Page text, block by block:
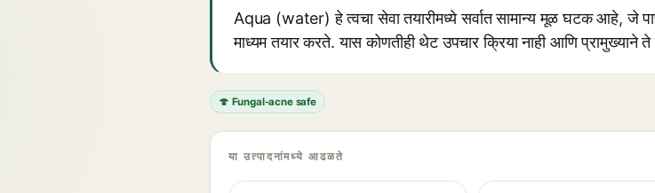
Aqua (water) हे त्वचा सेवा तयारीमध्ये सर्वात सामान्य मूळ घटक आहे, जे
माध्यम तयार करते. यास कोणतीही थेट उपचार क्रिया नाही आणि प्रामुख्याने
🍄 Fungal-acne safe
या उत्पादनांमध्ये आढळते